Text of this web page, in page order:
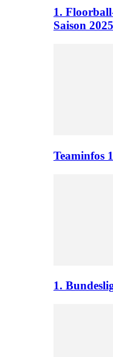
1.
Saison
Teaminfos
1.